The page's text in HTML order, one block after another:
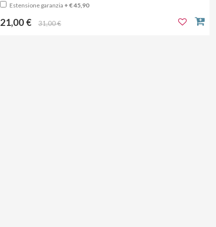
Estensione garanzia + € 45,90
21,00 € 31,00 €